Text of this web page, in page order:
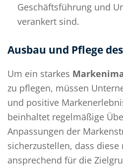
Geschäftsführung und
verankert sind.
Ausbau und Pflege
Um ein starkes
zu pflegen, müssen
und positive
beinhaltet regelmäßige
Anpassungen der
sicherzustellen, dass diese
ansprechend für die